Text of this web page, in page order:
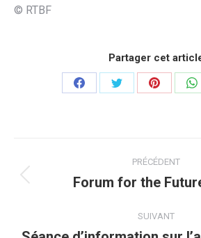
© RTBF
Partager cet
PartagerPartagerPartager
article
PRÉCÉDENT
Article
:
Forum for the
SUIVANT